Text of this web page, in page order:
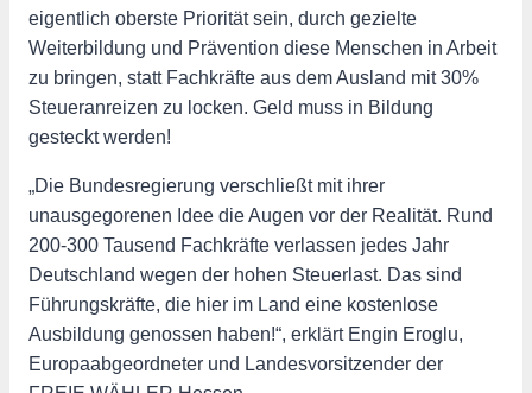
eigentlich oberste Priorität sein, durch gezielte
Weiterbildung und Prävention diese Menschen in Arbeit
zu bringen, statt Fachkräfte aus dem Ausland mit 30%
Steueranreizen zu locken. Geld muss in Bildung
gesteckt werden!
„Die Bundesregierung verschließt mit ihrer
unausgegorenen Idee die Augen vor der Realität. Rund
200-300 Tausend Fachkräfte verlassen jedes Jahr
Deutschland wegen der hohen Steuerlast. Das sind
Führungskräfte, die hier im Land eine kostenlose
Ausbildung genossen haben!“, erklärt Engin Eroglu,
Europaabgeordneter und Landesvorsitzender der